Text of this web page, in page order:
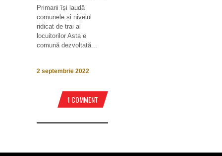
Primarii își laudă
comunele și nivelul
ridicat de trai al
locuitorilor Asta e
comună dezvoltată...
2 septembrie 2022
1 COMMENT